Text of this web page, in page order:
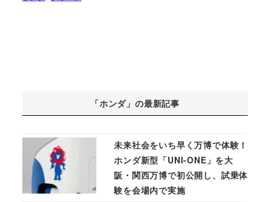
「ホンダ」の最新記事
未来社会をいち早く万博で体験！
ホンダ新型「UNI-ONE」を大
阪・関西万博で初公開し、試乗体
験を会場内で実施